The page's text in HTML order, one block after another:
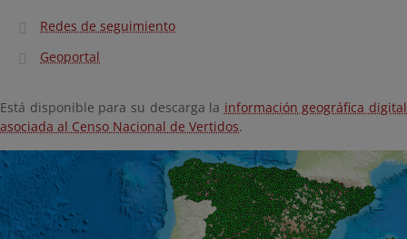
Redes de seguimiento
Geoportal
Está disponible para su descarga la información geográfica digital
asociada al Censo Nacional de Vertidos.